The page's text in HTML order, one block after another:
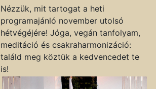
Nézzük, mit tartogat a heti
programajánló november utolsó
hétvégéjére! Jóga, vegán tanfolyam,
meditáció és csakraharmonizáció:
találd meg köztük a kedvencedet te
is!